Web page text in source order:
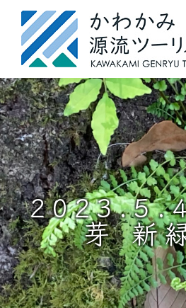
2023.5.4
芽 新